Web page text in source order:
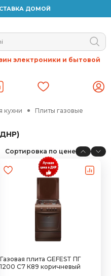
ДОМОЙ
электроники и бытовой
кухни Плиты газовые
Сортировка по цене
Газовая плита GEFEST ПГ
1200 С7 К89 коричневый